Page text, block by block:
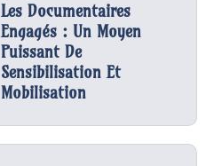
Les Documentaires
Engagés : Un Moyen
Puissant De
Sensibilisation Et
Mobilisation